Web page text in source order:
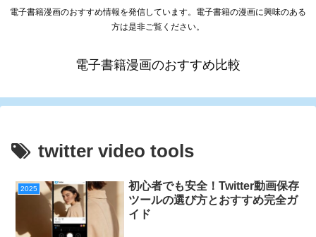
電子書籍漫画のおすすめ情報を発信しています。電子書籍の漫画に興味のある
方は是非ご覧ください。
電子書籍漫画のおすすめ比較
twitter video tools
2025
初心者でも安全！Twitter動画保存
ツールの選び方とおすすめ完全ガ
イド